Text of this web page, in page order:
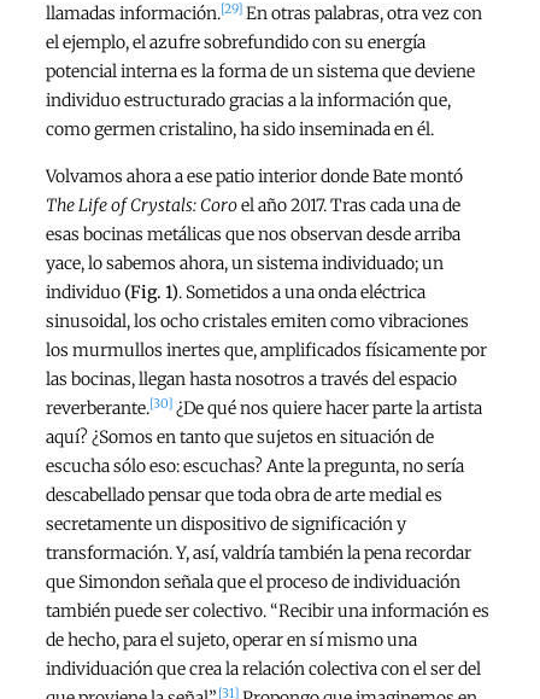
llamadas información.[29] En otras palabras, otra vez con
el ejemplo, el azufre sobrefundido con su energía
potencial interna es la forma de un sistema que deviene
individuo estructurado gracias a la información que,
como germen cristalino, ha sido inseminada en él.
Volvamos ahora a ese patio interior donde Bate montó
The Life of Crystals: Coroel año 2017. Tras cada una de
esas bocinas metálicas que nos observan desde arriba
yace, lo sabemos ahora, un sistema individuado; un
individuo (Fig. 1). Sometidos a una onda eléctrica
sinusoidal, los ocho cristales emiten como vibraciones
los murmullos inertes que, amplificados físicamente por
las bocinas, llegan hasta nosotros a través del espacio
reverberante.[30] ¿De qué nos quiere hacer parte la artista
aquí? ¿Somos en tanto que sujetos en situación de
escucha sólo eso: escuchas? Ante la pregunta, no sería
descabellado pensar que toda obra de arte medial es
secretamente un dispositivo de significación y
transformación. Y, así, valdría también la pena recordar
que Simondon señala que el proceso de individuación
también puede ser colectivo. “Recibir una información es
de hecho, para el sujeto, operar en sí mismo una
individuación que crea la relación colectiva con el ser del
[31]